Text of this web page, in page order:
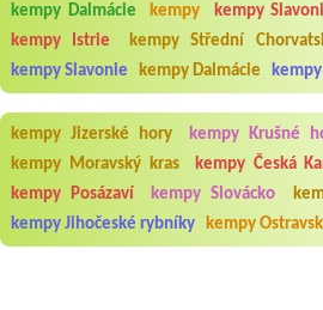
kempy Dalmácie kempy kempy
kempy Istrie
kempy Střední
kempy Slavonie
kempy Dalmácie
kempy Jizerské hory kempy Krušné
kempy Moravský kras
kempy Česká
kempy Posázaví
kempy Slovácko
kempy Jihočeské rybníky
kempy